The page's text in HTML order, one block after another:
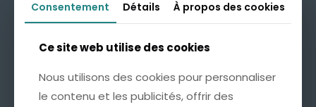
Consentement Détails À propos des cookies
Ce site web utilise des cookies
Nous utilisons des cookies pour personnaliser
le contenu et les publicités, offrir des
Consentement Détails À propos des cookies
Ce site web utilise des cookies
Nous utilisons des cookies pour personnaliser
le contenu et les publicités, offrir des